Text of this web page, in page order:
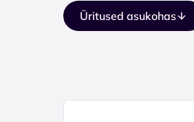
Üritused asukohas